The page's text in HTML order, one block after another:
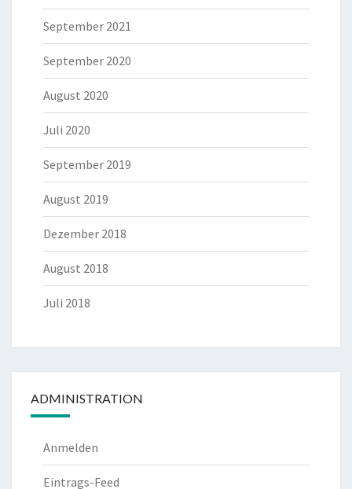
September 2021
September 2020
August 2020
Juli 2020
September 2019
August 2019
Dezember 2018
August 2018
Juli 2018
ADMINISTRATION
Anmelden
Eintrags-Feed